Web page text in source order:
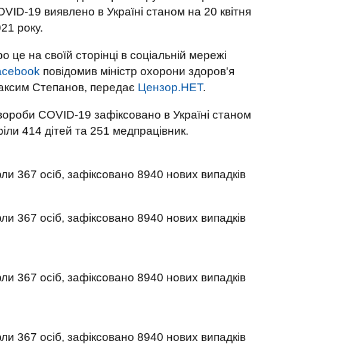
19 виявлено в Україні станом на 20 квітня
року.
це на своїй сторінці в соціальній мережі
повідомив міністр охорони здоров'я
Степанов, передає Цензор.НЕТ.
COVID-19 зафіксовано в Україні станом
414 дітей та 251 медпрацівник.